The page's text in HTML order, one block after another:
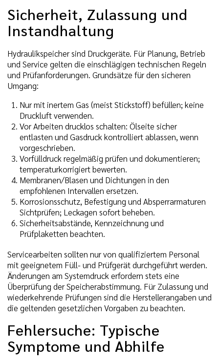
Sicherheit, Zulassung und
Instandhaltung
Hydraulikspeicher sind Druckgeräte. Für Planung, Betrieb
und Service gelten die einschlägigen technischen Regeln
und Prüfanforderungen. Grundsätze für den sicheren
Umgang:
Nur mit inertem Gas (meist Stickstoff) befüllen; keine
Druckluft verwenden.
Vor Arbeiten drucklos schalten: Ölseite sicher
entlasten und Gasdruck kontrolliert ablassen, wenn
vorgeschrieben.
Vorfülldruck regelmäßig prüfen und dokumentieren;
temperaturkorrigiert bewerten.
Membranen/Blasen und Dichtungen in den
empfohlenen Intervallen ersetzen.
Korrosionsschutz, Befestigung und Absperrarmaturen
Sichtprüfen; Leckagen sofort beheben.
Sicherheitsabstände, Kennzeichnung und
Prüfplaketten beachten.
Servicearbeiten sollten nur von qualifiziertem Personal
mit geeignetem Füll- und Prüfgerät durchgeführt werden.
Änderungen am Systemdruck erfordern stets eine
Überprüfung der Speicherabstimmung. Für Zulassung und
wiederkehrende Prüfungen sind die Herstellerangaben und
die geltenden gesetzlichen Vorgaben zu beachten.
Fehlersuche: Typische
Symptome und Abhilfe